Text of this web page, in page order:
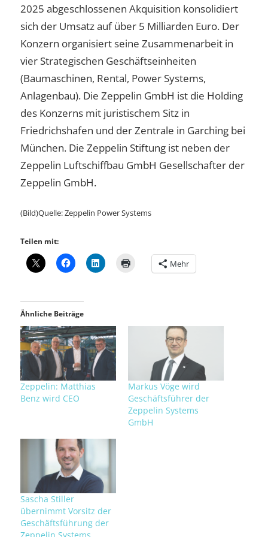
2025 abgeschlossenen Akquisition konsolidiert
sich der Umsatz auf über 5 Milliarden Euro. Der
Konzern organisiert seine Zusammenarbeit in
vier Strategischen Geschäftseinheiten
(Baumaschinen, Rental, Power Systems,
Anlagenbau). Die Zeppelin GmbH ist die Holding
des Konzerns mit juristischem Sitz in
Friedrichshafen und der Zentrale in Garching bei
München. Die Zeppelin Stiftung ist neben der
Zeppelin Luftschiffbau GmbH Gesellschafter der
Zeppelin GmbH.
(Bild)Quelle: Zeppelin Power Systems
Teilen mit:
Mehr
Ähnliche Beiträge
Zeppelin: Matthias
Benz wird CEO
Markus Vöge wird
Geschäftsführer der
Zeppelin Systems
GmbH
Sascha Stiller
übernimmt Vorsitz der
Geschäftsführung der